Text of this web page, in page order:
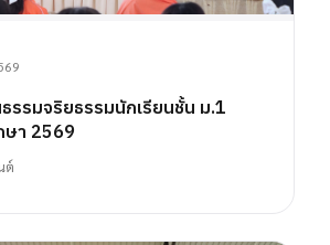
รมจริยธรรมนักเรียนชั้น ม.1
ษา 2569
ต์